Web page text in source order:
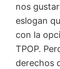
nos
eslogan
con la
TPOP.
derechos